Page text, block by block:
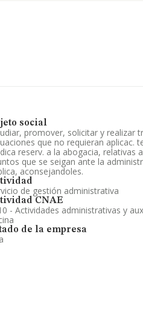
social
promover, solicitar y realizar
que no requieran aplicac.
reserv. a la abogacia, relativas
que se seigan ante la
aconsejandoles.
de gestión administrativa
CNAE
- Actividades administrativas y
de la empresa